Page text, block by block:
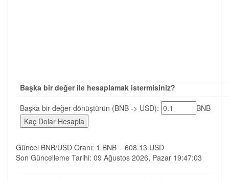
Başka bir değer ile hesaplamak istermisiniz?
Başka bir değer dönüştürün (BNB -> USD):
BNB
Güncel BNB/USD Oranı: 1 BNB = 608.13 USD
Son Güncelleme Tarihi: 09 Ağustos 2026, Pazar 19:47:03